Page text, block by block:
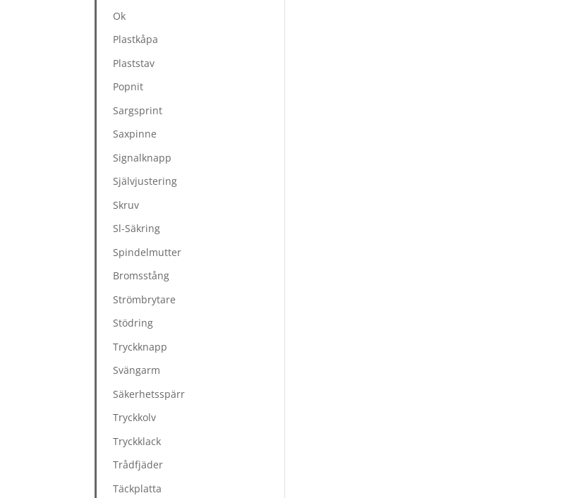
Ok
Plastkåpa
Plaststav
Popnit
Sargsprint
Saxpinne
Signalknapp
Självjustering
Skruv
Sl-Säkring
Spindelmutter
Bromsstång
Strömbrytare
Stödring
Tryckknapp
Svängarm
Säkerhetsspärr
Tryckkolv
Tryckklack
Trådfjäder
Täckplatta